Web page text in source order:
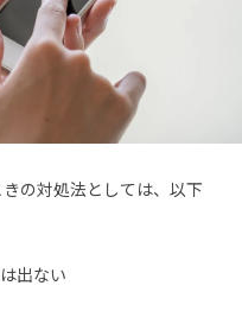
の対処法としては、以下
出ない